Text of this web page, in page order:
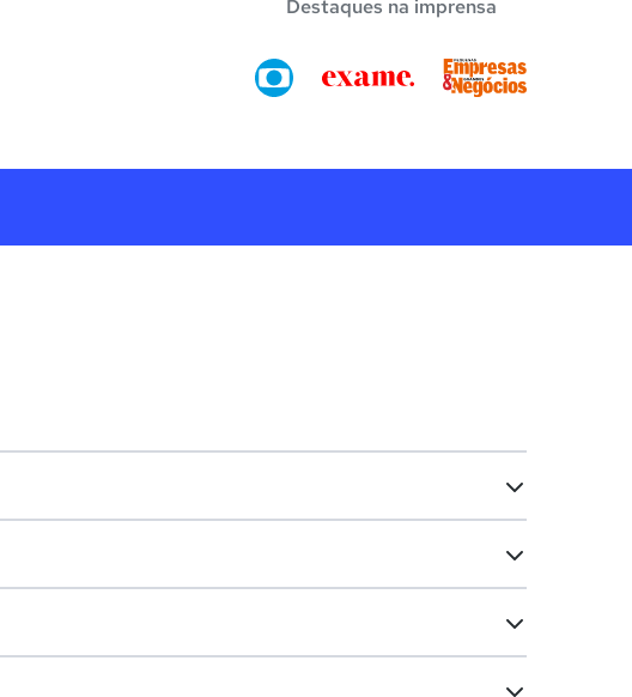
Destaques na imprensa